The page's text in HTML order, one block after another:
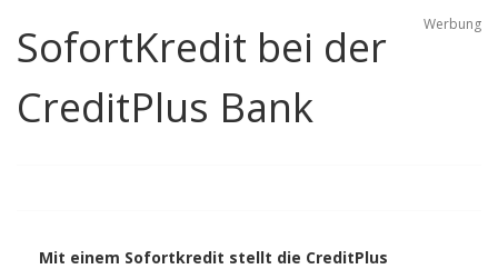
SofortKredit bei der
CreditPlus Bank
Werbung
Mit einem Sofortkredit stellt die CreditPlus